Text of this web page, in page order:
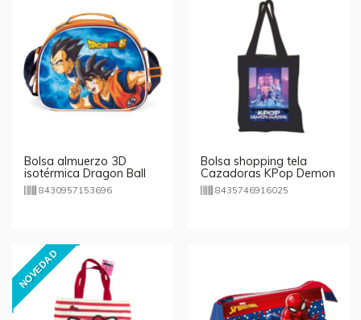
Bolsa almuerzo 3D
isotérmica Dragon Ball
Super8430957153696
Bolsa shopping tela
Cazadoras KPop Demon
Hunters 43cm
8435746916025
NOVEDAD